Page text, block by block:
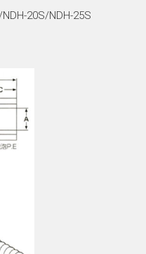
20S/NDH-25S